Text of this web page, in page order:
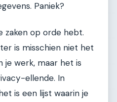
Paniek?
zaken op orde hebt.
is misschien niet het
je werk, maar het is
ellende. In
is een lijst waarin je